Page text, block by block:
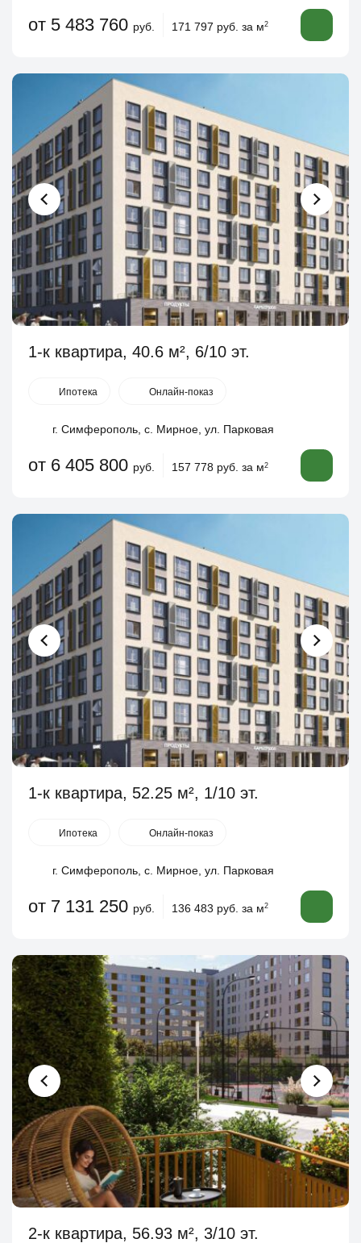
от 5 483 760 руб. 171 797 руб. за м2
1-к квартира, 40.6 м², 6/10 эт.
Ипотека Онлайн-показ
г. Симферополь, с. Мирное, ул. Парковая
от 6 405 800 руб. 157 778 руб. за м2
1-к квартира, 52.25 м², 1/10 эт.
Ипотека Онлайн-показ
г. Симферополь, с. Мирное, ул. Парковая
от 7 131 250 руб. 136 483 руб. за м2
2-к квартира, 56.93 м², 3/10 эт.